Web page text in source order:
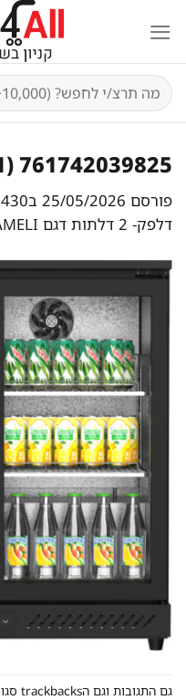
content
חיפוש
עבור:
761742039825 (1)
פורסם 25/05/2026 ב430 × 442
דלפק- 2 דלתות‎ דגם RF-290PS FAYNAMELI
גם התגובות וגם הtrackbacks סגורים כרגע.